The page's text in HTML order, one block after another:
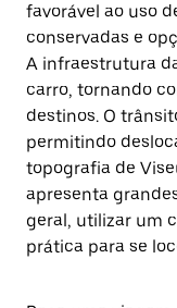
favorável ao uso
conservadas e
A infraestrutura
carro, tornando
destinos. O
permitindo
topografia de
apresenta
geral, utilizar um
prática para se